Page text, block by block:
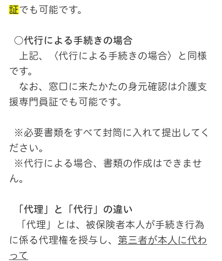
証でも可能です。
○代行による手続きの場合
上記、〈代行による手続きの場合〉と同様
です。
なお、窓口に来たかたの身元確認は介護支
援専門員証でも可能です。
※必要書類をすべて封筒に入れて提出してく
ださい。
※代行による場合、書類の作成はできませ
ん。
「代理」と「代行」の違い
「代理」とは、被保険者本人が手続き行為
に係る代理権を授与し、 第三者が本人に代わ
って